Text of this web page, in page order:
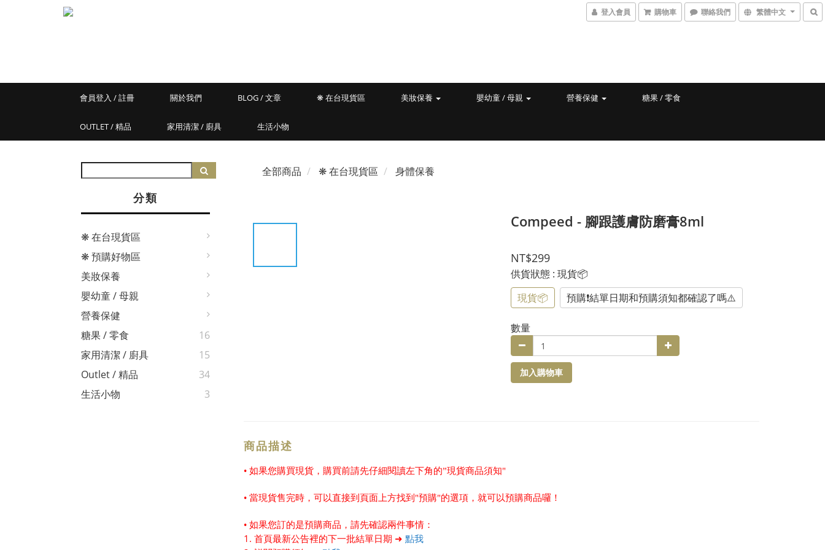
登入會員 購物車 聯絡我們 繁體中文
會員登入 / 註冊 關於我們 BLOG / 文章 ❋ 在台現貨區 美妝保養 嬰幼童 / 母親 營養保健 糖果 / 零食
OUTLET / 精品 家用清潔 / 廚具 生活小物
分類
❋ 在台現貨區
❋ 預購好物區
美妝保養
嬰幼童 / 母親
營養保健
糖果 / 零食
16
家用清潔 / 廚具
15
Outlet / 精品
34
生活小物
3
全部商品 ❋ 在台現貨區 身體保養
Compeed - 腳跟護膚防磨膏8ml
NT$299
供貨狀態 : 現貨📦
現貨📦
預購❗️結單日期和預購須知都確認了嗎⚠️
數量
加入購物車
商品描述
• 如果您購買現貨，購買前請先仔細閱讀左下角的”現貨商品須知"
• 當現貨售完時，可以直接到頁面上方找到"預購"的選項，就可以預購商品囉！
• 如果您訂的是預購商品，請先確認兩件事情：
1. 首頁最新公告裡的下一批結單日期 ➜ 點我